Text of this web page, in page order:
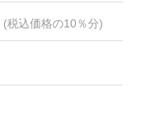
(税込価格の10％分)